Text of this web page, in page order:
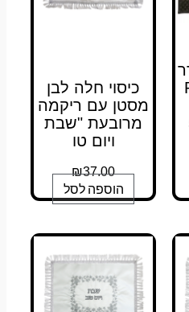
כיסוי חלה לבן
מסטן עם ריקמה
מרובעת "שבת
ויום טו
₪37.00
הוספה לסל